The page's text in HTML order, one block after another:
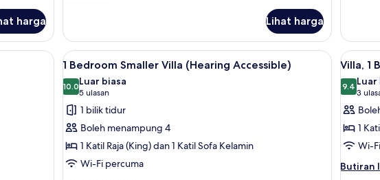
harga
2
Bedrooms,
Balcony
Lihat harga
Balcony
DVD, meja ping pong, filem berbayar
Lihat
semua
foto
untuk
Bedroom
Smaller
Villa
TV skrin rata, pemain DVD, meja ping pong,
5
1 Bedroom Smaller Villa (Hearing Accessible)
10.010.0 daripada 10
Luar biasa
5 ulasan
(5
ulasan)
1 bilik tidur
Boleh menampung 4
1 Katil Raja (King) dan 1 Katil Sofa Kelamin
Wi-Fi percuma
Lihat
semua
foto
untuk
Villa,
1
9
Villa, 1
9.4
9.4
Luar
3
(3
1
Wi-
Butiran
Butiran